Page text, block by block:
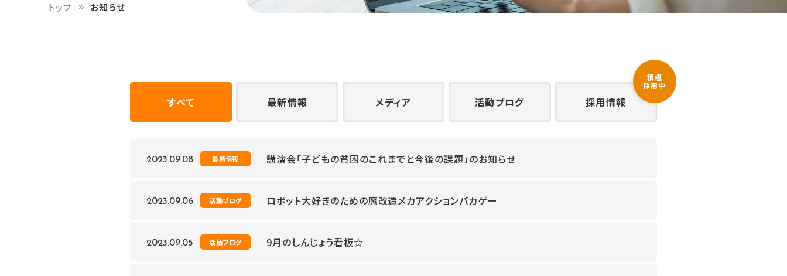
トップ お知らせ
すべて 最新情報 メディア 活動ブログ 採用情報
積極
採用中
2023.09.08 最新情報 講演会「子どもの貧困のこれまでと今後の課題」のお知らせ
2023.09.06 活動ブログ ロボット大好きのための魔改造メカアクションバカゲー
2023.09.05 活動ブログ 9月のしんじょう看板☆